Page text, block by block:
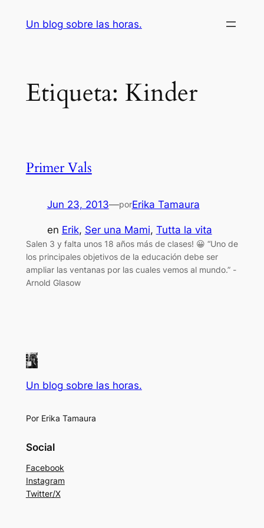
Un blog sobre las horas.
Etiqueta: Kinder
Primer Vals
Jun 23, 2013—porErika Tamaura
en Erik, Ser una Mami, Tutta la vita
Salen 3 y falta unos 18 años más de clases! 😀 “Uno de
los principales objetivos de la educación debe ser
ampliar las ventanas por las cuales vemos al mundo.” -
Arnold Glasow
Un blog sobre las horas.
Por Erika Tamaura
Social
Facebook
Instagram
Twitter/X